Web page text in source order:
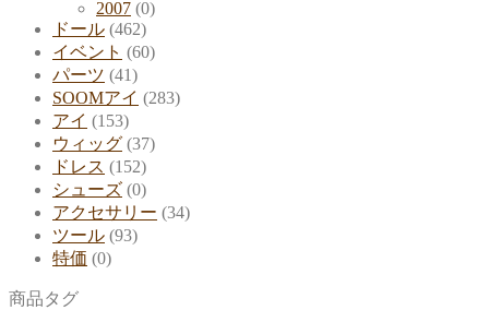
2007 (0)
ドール (462)
イベント (60)
パーツ (41)
SOOMアイ (283)
アイ (153)
ウィッグ (37)
ドレス (152)
シューズ (0)
アクセサリー (34)
ツール (93)
特価 (0)
商品タグ